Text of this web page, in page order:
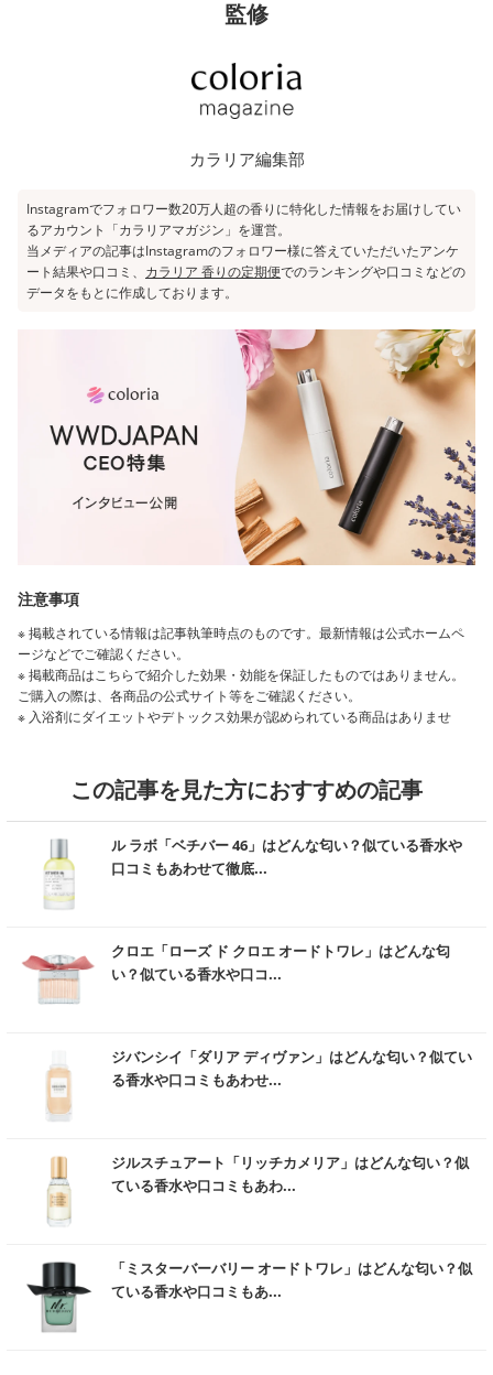
監修
カラリア編集部
Instagramでフォロワー数20万人超の香りに特化した情報をお届けしてい
るアカウント「カラリアマガジン 」を運営。
当メディアの記事はInstagramのフォロワー様に答えていただいたアンケ
ート結果や口コミ、 カラリア 香りの定期便でのランキングや口コミなどの
データをもとに作成しております。
注意事項
※ 掲載されている情報は記事執筆時点のものです。最新情報は公式ホームペ
ージなどでご確認ください。
※ 掲載商品はこちらで紹介した効果・効能を保証したものではありません。
ご購入の際は、各商品の公式サイト等をご確認ください。
※ 入浴剤にダイエットやデトックス効果が認められている商品はありませ
※ 「日焼け防止」とはメラニンの生成を抑え、日やけによるしみ・そばかす
を防ぐことを指します。
※ 「エイジングケア」とは、老化防止のことではなく年齢に応じたケアのこ
とで、年齢を重ねた肌にうるおいを与えることを指します。（ボディクリー
ム等の記事に導入）
※ 「エイジングケア」とは、若返りを意味するものではなく、頭皮や髪を清
プー等の記事に導入）
※ 「浸透」とは、角質層への浸透を指します。
※ 「アレルギーテスト済み」は、すべての人にアレルギーが起きないという
※ 「パッチテスト済み」は、すべての人に皮膚刺激が発生しないということ
ではありません。
※ 「スティンギングテスト済み」は、すべての人に皮膚トラブルがおこらな
いということではありません。
もと）が発生しないということではありません。
※ 「ボリュームアップ」とは毛髪にハリやコシを与え、ボリューム感を与え
たように見せることを指します。
※ 「ベタつき防止・ケア」とは、洗髪後に頭皮を健やかに保つことを指しま
※ 「育毛」は、頭皮や毛髪を清潔にすることで毛髪がすこやかに保たれるこ
とを指します。
※ 「毛髪の補修」とは物理的に損傷を補い繕うことであり、治療的な回復の
ことではありません。
この記事を見た方におすすめの記事
ル ラボ「ベチバー 46」はどんな匂い？似ている香水や
口コミもあわせて徹底...
クロエ「ローズ ド クロエ オードトワレ」はどんな匂
い？似ている香水や口コ...
ジバンシイ「ダリア ディヴァン」はどんな匂い？似てい
る香水や口コミもあわせ...
ジルスチュアート「リッチカメリア」はどんな匂い？似
ている香水や口コミもあわ...
「ミスターバーバリー オードトワレ」はどんな匂い？似
ている香水や口コミもあ...